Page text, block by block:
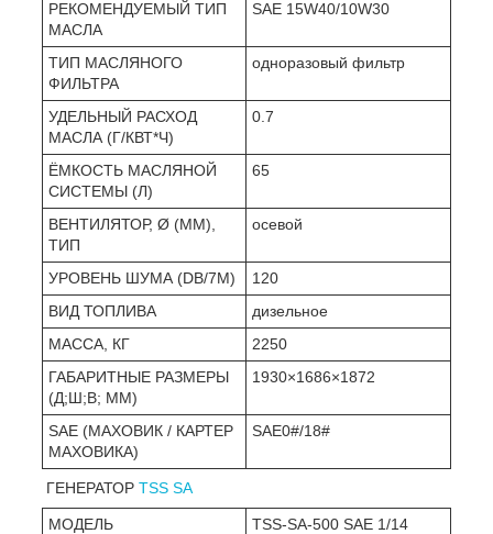
РЕКОМЕНДУЕМЫЙ ТИП
МАСЛА
SAE 15W40/10W30
ТИП МАСЛЯНОГО
ФИЛЬТРА
одноразовый фильтр
УДЕЛЬНЫЙ РАСХОД
МАСЛА (Г/КВТ*Ч)
0.7
ЁМКОСТЬ МАСЛЯНОЙ
СИСТЕМЫ (Л)
65
ВЕНТИЛЯТОР, Ø (ММ),
ТИП
осевой
УРОВЕНЬ ШУМА (DB/7М)
120
ВИД ТОПЛИВА
дизельное
МАССА, КГ
2250
ГАБАРИТНЫЕ РАЗМЕРЫ
(Д;Ш;В; ММ)
1930×1686×1872
SAE (МАХОВИК / КАРТЕР
МАХОВИКА)
SAE0#/18#
ГЕНЕРАТОР TSS SA
МОДЕЛЬ
TSS-SA-500 SAE 1/14